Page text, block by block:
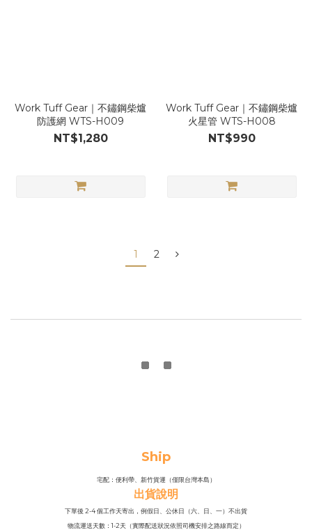
Work Tuff Gear｜不鏽鋼柴爐
防護網 WTS-H009
NT$1,280
Work Tuff Gear｜不鏽鋼柴爐
火星管 WTS-H008
NT$990
1 2
Ship
宅配：便利帶、新竹貨運（僅限台灣本島）
出貨說明
下單後 2-4 個工作天寄出，例假日、公休日（六、日、一）不出貨
物流運送天數：1-2天（實際配送狀況依照司機安排之路線而定）